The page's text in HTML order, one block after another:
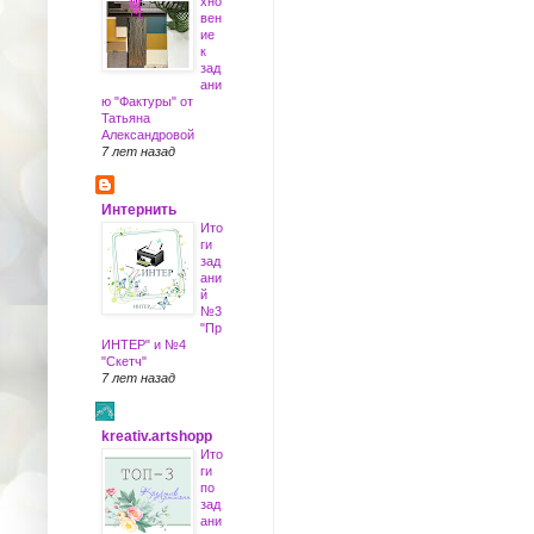
вен
ие
к
зад
ани
ю "Фактуры" от
Татьяна
Александровой
7 лет назад
Интернить
Ито
ги
зад
ани
й
№3
"Пр
ИНТЕР" и №4
"Скетч"
7 лет назад
kreativ.artshopp
Ито
ги
по
зад
ани